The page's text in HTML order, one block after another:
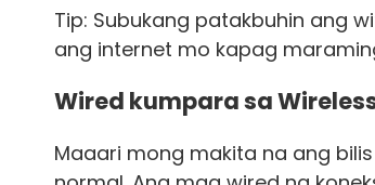
Tip: Subukang patakbuhin ang
ang internet mo kapag
Wired kumpara sa
Maaari mong makita na ang